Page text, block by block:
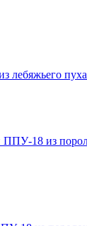
лебяжьего пуха